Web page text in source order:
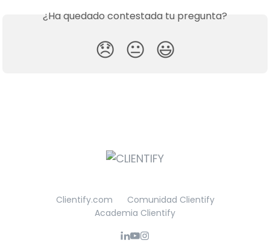
¿Ha quedado contestada tu pregunta?
😞 😐 😃
Clientify.com
Comunidad Clientify
Academia Clientify